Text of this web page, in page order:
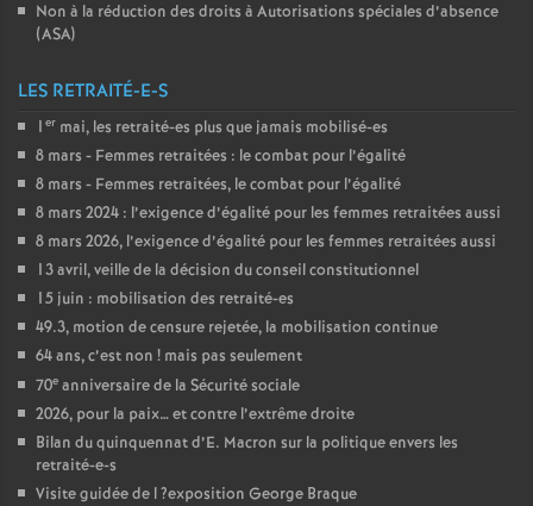
Non à la réduction des droits à Autorisations spéciales d’absence
(ASA)
LES RETRAITÉ-E-S
1 er mai, les retraité-es plus que jamais mobilisé-es
8 mars - Femmes retraitées : le combat pour l’égalité
8 mars - Femmes retraitées, le combat pour l’égalité
8 mars 2024 : l’exigence d’égalité pour les femmes retraitées aussi
8 mars 2026, l’exigence d’égalité pour les femmes retraitées aussi
13 avril, veille de la décision du conseil constitutionnel
15 juin : mobilisation des retraité-es
49.3, motion de censure rejetée, la mobilisation continue
64 ans, c’est non ! mais pas seulement
70e anniversaire de la Sécurité sociale
2026, pour la paix… et contre l’extrême droite
Bilan du quinquennat d’E. Macron sur la politique envers les
retraité-e-s
Visite guidée de l?exposition George Braque